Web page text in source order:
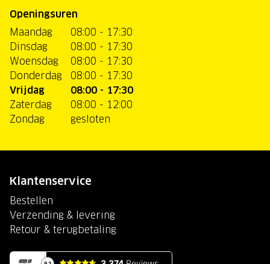
Openingsuren
Maandag
08:00 - 17:30
Dinsdag
08:00 - 17:30
Woensdag
08:00 - 17:30
Donderdag
08:00 - 17:30
Vrijdag
08:00 - 17:30
Zaterdag
08:00 - 12:00
Zondag
gesloten
Klantenservice
Bestellen
Verzending & levering
Retour & terugbetaling